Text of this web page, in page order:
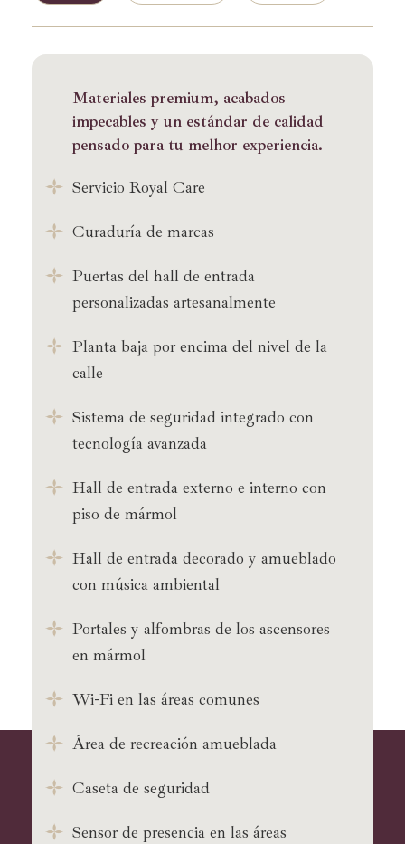
Materiales premium, acabados
impecables y un estándar de calidad
pensado para tu melhor experiencia.
Servicio Royal Care
Curaduría de marcas
Puertas del hall de entrada
personalizadas artesanalmente
Planta baja por encima del nivel de la
calle
Sistema de seguridad integrado con
tecnología avanzada
Hall de entrada externo e interno con
piso de mármol
Hall de entrada decorado y amueblado
con música ambiental
Portales y alfombras de los ascensores
en mármol
Wi-Fi en las áreas comunes
Área de recreación amueblada
Caseta de seguridad
Sensor de presencia en las áreas